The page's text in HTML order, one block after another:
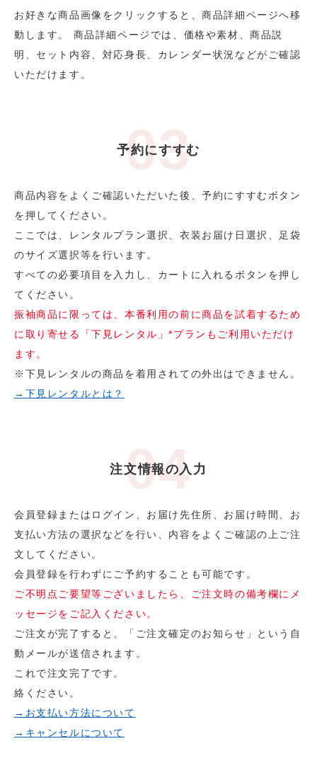
お好きな商品画像をクリックすると、商品詳細ページへ移
動します。 商品詳細ページでは、価格や素材、商品説
明、セット内容、対応身長、カレンダー状況などがご確認
いただけます。
予約にすすむ
商品内容をよくご確認いただいた後、予約にすすむボタン
を押してください。
ここでは、レンタルプラン選択、衣装お届け日選択、足袋
のサイズ選択等を行います。
すべての必要項目を入力し、カートに入れるボタンを押し
てください。
振袖商品に限っては、本番利用の前に商品を試着するため
に取り寄せる「下見レンタル」*プランもご利用いただけ
ます。
※下見レンタルの商品を着用されての外出はできません。
→下見レンタルとは？
注文情報の入力
会員登録またはログイン、お届け先住所、お届け時間、お
支払い方法の選択などを行い、内容をよくご確認の上ご注
文してください。
会員登録を行わずにご予約することも可能です。
ご不明点ご要望等ございましたら、ご注文時の備考欄にメ
ッセージをご記入ください。
ご注文が完了すると、「ご注文確定のお知らせ」という自
動メールが送信されます。
これで注文完了です。
絡ください。
→お支払い方法について
→キャンセルについて